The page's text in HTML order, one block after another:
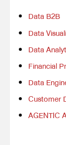
Data B2B
Data
Data
Financial
Data
Customer
AGENTIC